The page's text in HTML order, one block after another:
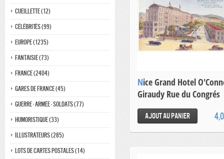
Cueillette (12)
Célébrités (99)
Europe (1235)
Fantaisie (73)
France (2404)
Gares de france (45)
Guerre - Armée - Soldats (77)
Humoristique (33)
Illustrateurs (285)
Lots de Cartes Postales (14)
Nice Grand Hotel O'Connor
Giraudy Rue du Congrés
Ajout au panier